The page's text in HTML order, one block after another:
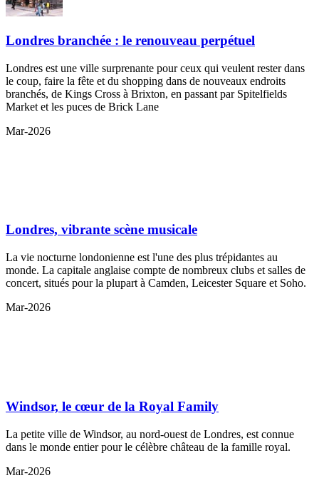
Londres branchée : le renouveau perpétuel
Londres est une ville surprenante pour ceux qui veulent rester dans
le coup, faire la fête et du shopping dans de nouveaux endroits
branchés, de Kings Cross à Brixton, en passant par Spitelfields
Market et les puces de Brick Lane
Mar-2026
Londres, vibrante scène musicale
La vie nocturne londonienne est l'une des plus trépidantes au
monde. La capitale anglaise compte de nombreux clubs et salles de
concert, situés pour la plupart à Camden, Leicester Square et Soho.
Mar-2026
Windsor, le cœur de la Royal Family
La petite ville de Windsor, au nord-ouest de Londres, est connue
dans le monde entier pour le célèbre château de la famille royal.
Mar-2026